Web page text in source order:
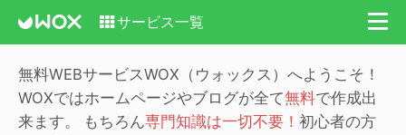
サービス一覧
無料WEBサービスWOX（ウォックス）へようこそ！
WOXではホームページやブログが全て無料で作成出
来ます。
もちろん専門知識は一切不要！ 初心者の方